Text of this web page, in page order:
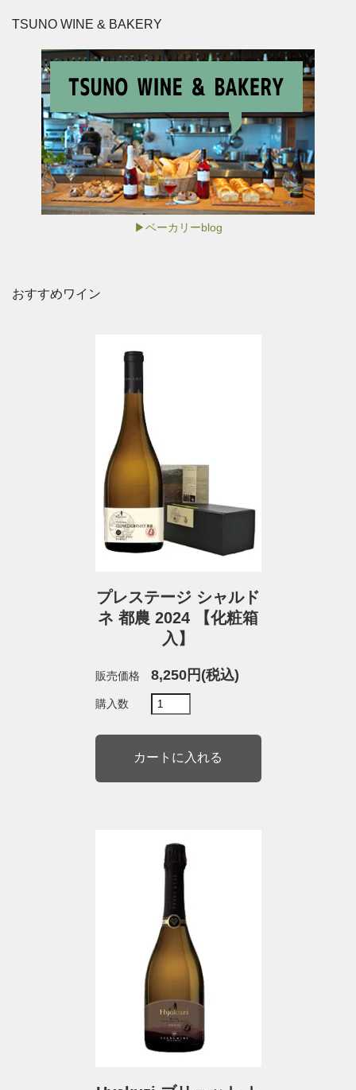
TSUNO WINE & BAKERY
▶ベーカリーblog
おすすめワイン
プレステージ シャルド
ネ 都農 2024 【化粧箱
入】
販売価格 8,250円(税込)
購入数